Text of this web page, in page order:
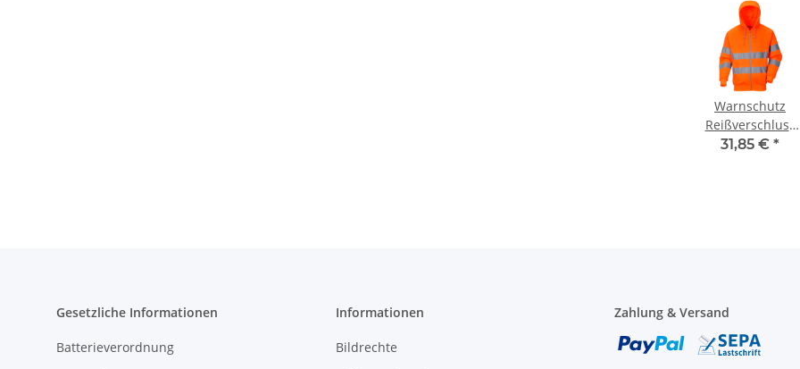
Warnschutz
Reißverschluss
Kapuzen
31,85 € *
Gesetzliche Informationen
Batterieverordnung
Informationen
Bildrechte
Zahlung & Versand